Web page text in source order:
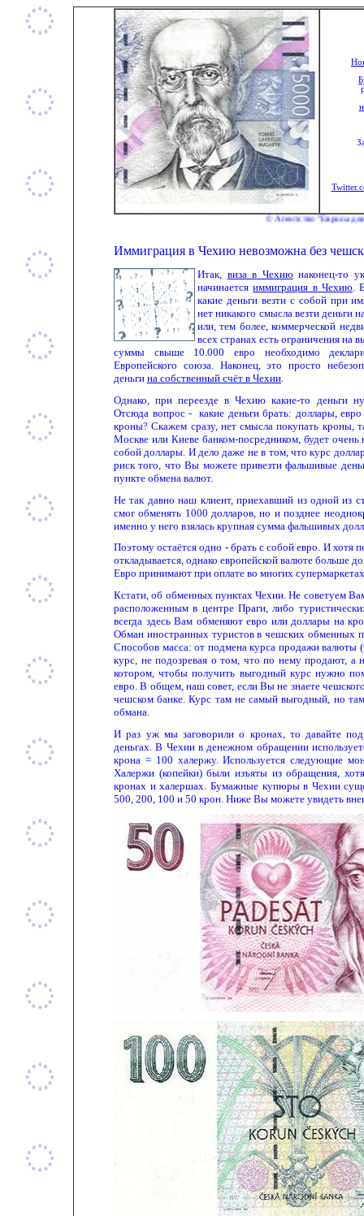
© Агентство "Европа для
Иммиграция в Чехию невозможна без
Итак, виза в Чехиюнаконец-то
начинаетсяиммиграция в Чехию.
какие деньги везти с собой при
нет никакого смысла везти
или, тем более, коммерческой
всех странах есть ограничения
суммы свыше 10.000 евро необходимо
Европейского союза. Наконец, это просто
деньги на собственный счёт в Чехии.
Однако, при переезде в Чехию какие-то деньги
Отсюда вопрос - какие деньги брать: доллары,
кроны? Скажем сразу, нет смысла покупать кроны,
Москве или Киеве банком-посредником, будет
собой доллары. И дело даже не в том, что курс
риск того, что Вы можете привезти фальшивые
пункте обмена валют.
Не так давно наш клиент, приехавший из одной из
смог обменять 1000 долларов, но и позднее
именно у него взялась крупная сумма фальшивых
Поэтому остаётся одно - брать с собой евро. И хотя
откладывается, однако европейской валюте больше
Евро принимают при оплате во многих
Кстати, об обменных пунктах Чехии. Не советуем
расположенным в центре Праги, либо
всегда здесь Вам обменяют евро или доллары на
Обман иностранных туристов в чешских обменных
Способов масса: от подмена курса продажи валюты
курс, не подозревая о том, что по нему продают, а
котором, чтобы получить выгодный курс нужно
евро. В общем, наш совет, если Вы не знаете
чешском банке. Курс там не самый выгодный, но
обмана.
И раз уж мы заговорили о кронах, то давайте
деньгах. В Чехии в денежном обращении
крона = 100 халержу. Используется следующие
Халержи (копейки) были изъяты из обращения,
кронах и халершах. Бумажные купюры в Чехии
500, 200, 100 и 50 крон. Ниже Вы можете увидеть